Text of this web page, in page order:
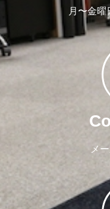
月〜金
メ